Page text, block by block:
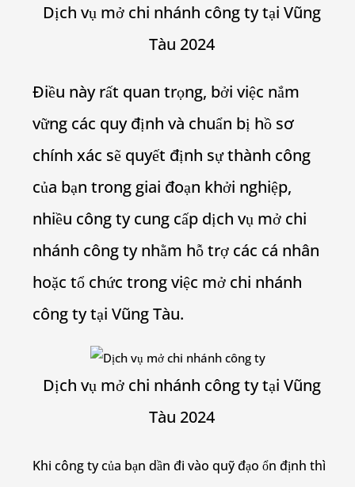
Dịch vụ mở chi nhánh công ty tại Vũng
Tàu 2024
Điều này rất quan trọng, bởi việc nắm
vững các quy định và chuẩn bị hồ sơ
chính xác sẽ quyết định sự thành công
của bạn trong giai đoạn khởi nghiệp,
nhiều công ty cung cấp dịch vụ mở chi
nhánh công ty nhằm hỗ trợ các cá nhân
hoặc tổ chức trong việc mở chi nhánh
công ty tại Vũng Tàu.
Dịch vụ mở chi nhánh công ty tại Vũng
Tàu 2024
Khi công ty của bạn dần đi vào quỹ đạo ổn định thì